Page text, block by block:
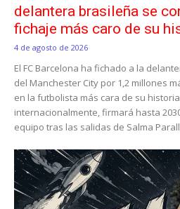
delantera brasileña se
fichaje más caro de su
4 de agosto de 2026
El FC Barcelona ha fichado a la
del Manchester City por 1,2 millones
en la futbolista más cara de su
internacionalmente, firmará hasta
equipo tras las salidas de Salma